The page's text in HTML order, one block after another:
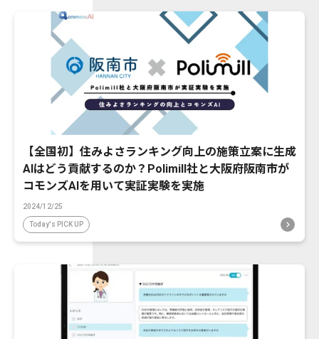
【全国初】住みよさランキング向上の施策立案に生成
AIはどう貢献するのか？Polimill社と大阪府阪南市が
コモンズAIを用いて実証実験を実施
2024/12/25
Today's PICK UP